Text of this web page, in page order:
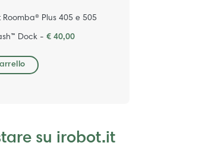
Plus 405 e 505
Dock - € 40,00
su irobot.it